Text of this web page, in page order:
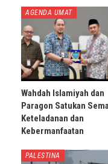
AGENDA UMAT
Wahdah Islamiyah dan
Paragon Satukan
Keteladanan dan
Kebermanfaatan
PALESTINA